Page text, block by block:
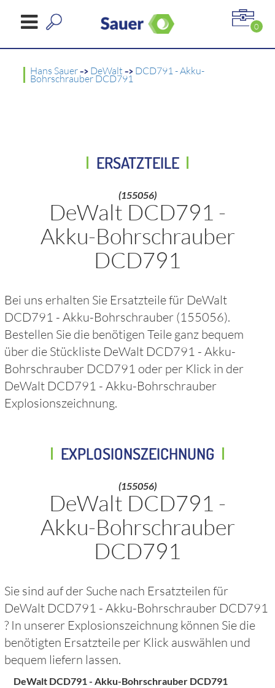
0
Hans Sauer-> DeWalt -> DCD791 - Akku-
Bohrschrauber DCD791
ERSATZTEILE
(155056)
DeWalt DCD791 -
Akku-Bohrschrauber
DCD791
Bei uns erhalten Sie Ersatzteile für DeWalt
DCD791 - Akku-Bohrschrauber (155056).
Bestellen Sie die benötigen Teile ganz bequem
über die Stückliste DeWalt DCD791 - Akku-
Bohrschrauber DCD791 oder per Klick in der
DeWalt DCD791 - Akku-Bohrschrauber
Explosionszeichnung.
EXPLOSIONSZEICHNUNG
(155056)
DeWalt DCD791 -
Akku-Bohrschrauber
DCD791
Sie sind auf der Suche nach Ersatzteilen für
DeWalt DCD791 - Akku-Bohrschrauber DCD791
? In unserer Explosionszeichnung können Sie die
benötigten Ersatzteile per Klick auswählen und
bequem liefern lassen.
DeWalt DCD791 - Akku-Bohrschrauber DCD791